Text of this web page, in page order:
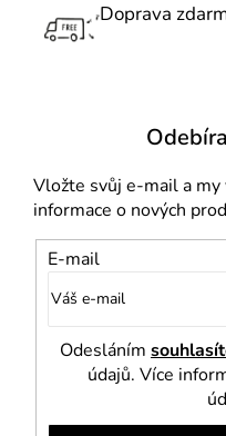
Doprava
Vložte svůj e-mail a
informace o nových
E-mail
Odesláním
údajů. Více